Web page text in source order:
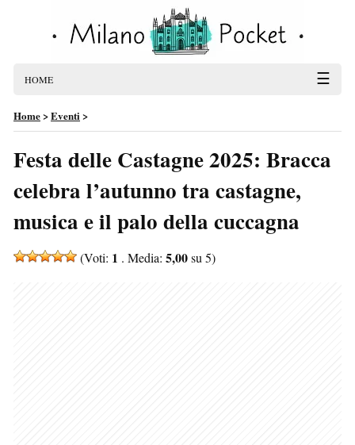
HOME ☰
Home>Eventi>
Festa delle Castagne 2025: Bracca
celebra l’autunno tra castagne,
musica e il palo della cuccagna
(Voti: 1 . Media: 5,00su 5)